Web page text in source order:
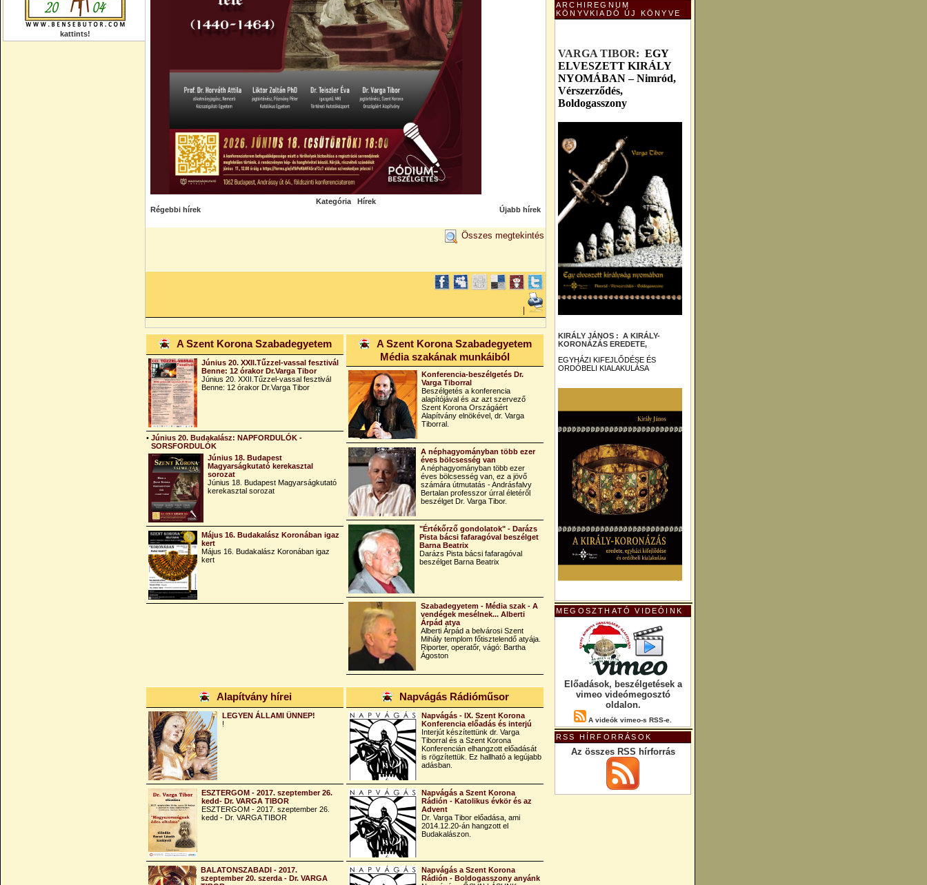
kattints!
Kategória
Hírek
Régebbi hírek
Újabb hírek
Összes megtekintés
A Szent Korona Szabadegyetem
Június 20. XXII.Tűzzel-vassal fesztivál
Benne: 12 órakor Dr.Varga Tibor
Június 20. XXII.Tűzzel-vassal fesztivál
Benne: 12 órakor Dr.Varga Tibor
• Június 20. Budakalász: NAPFORDULÓK -
SORSFORDULÓK
Június 18. Budapest
Magyarságkutató kerekasztal
sorozat
Június 18. Budapest Magyarságkutató
kerekasztal sorozat
Május 16. Budakalász Koronában igaz
kert
Május 16. Budakalász Koronában igaz
kert
A Szent Korona Szabadegyetem
Média szakának munkáiból
Konferencia-beszélgetés Dr.
Varga Tiborral
Beszélgetés a konferencia
alapítójával és az azt szervező
Szent Korona Országáért
Alapítvány elnökével, dr. Varga
Tiborral.
A néphagyományban több ezer
éves bölcsesség van
A néphagyományban több ezer
éves bölcsesség van, ez a jövő
számára útmutatás - Andrásfalvy
Bertalan professzor úrral életéről
beszélget Dr. Varga Tibor.
"Értékőrző gondolatok" - Darázs
Pista bácsi fafaragóval beszélget
Barna Beatrix
Darázs Pista bácsi fafaragóval
beszélget Barna Beatrix
Szabadegyetem - Média szak - A
vendégek mesélnek... Alberti
Árpád atya
Alberti Árpád a belvárosi Szent
Mihály templom főtisztelendő atyája.
Riporter, operatőr, vágó: Bartha
Ágoston
Alapítvány hírei
LEGYEN ÁLLAMI ÜNNEP!
!
ESZTERGOM - 2017. szeptember 26.
kedd- Dr. VARGA TIBOR
ESZTERGOM - 2017. szeptember 26.
kedd - Dr. VARGA TIBOR
BALATONSZABADI - 2017.
szeptember 20. szerda - Dr. VARGA
Napvágás Rádióműsor
Napvágás - IX. Szent Korona
Konferencia előadás és interjú
Interjút készítettünk dr. Varga
Tiborral és a Szent Korona
Konferencián elhangzott előadását
is rögzítettük. Ez hallható a legújabb
adásban.
Napvágás a Szent Korona
Rádión - Katolikus évkör és az
Advent
Dr. Varga Tibor előadása, ami
2014.12.20-án hangzott el
Budakalászon.
Napvágás a Szent Korona
Rádión - Boldogasszony anyánk
ARCHIREGNUM
KÖNYVKIADÓ ÚJ KÖNYVE
VARGA TIBOR: EGY
ELVESZETT KIRÁLY
NYOMÁBAN – Nimród,
Vérszerződés,
Boldogasszony
KIRÁLY JÁNOS : A KIRÁLY-
KORONÁZÁS EREDETE,
EGYHÁZI KIFEJLŐDÉSE ÉS
ORDÓBELI KIALAKULÁSA
MEGOSZTHATÓ VIDEÓINK
Előadások, beszélgetések a
vimeo videómegosztó
oldalon.
A videók vimeo-s RSS-e.
RSS HÍRFORRÁSOK
Az összes RSS hírforrás